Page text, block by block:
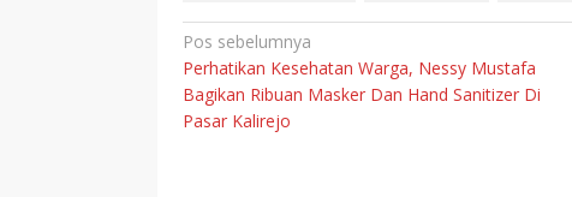
Navigasi
pos
Pos sebelumnya
Perhatikan Kesehatan Warga, Nessy Mustafa
Bagikan Ribuan Masker Dan Hand Sanitizer Di
Pasar Kalirejo